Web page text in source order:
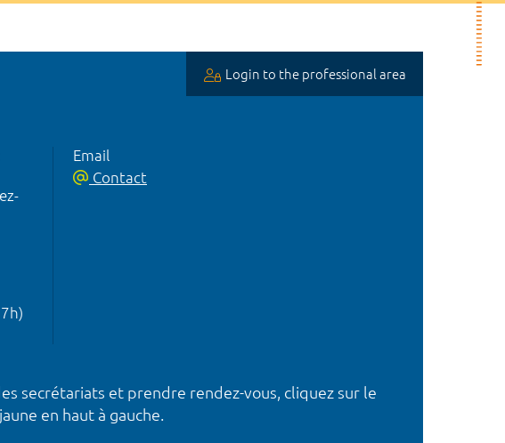
Login to the professional area
Email
Contact
secrétariats et prendre rendez-vous, cliquez sur le
en haut à gauche.